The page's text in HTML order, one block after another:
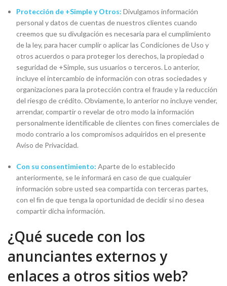
Protección de +Simple y Otros: Divulgamos información
personal y datos de cuentas de nuestros clientes cuando
creemos que su divulgación es necesaria para el cumplimiento
de la ley, para hacer cumplir o aplicar las Condiciones de Uso y
otros acuerdos o para proteger los derechos, la propiedad o
seguridad de +Simple, sus usuarios o terceros. Lo anterior,
incluye el intercambio de información con otras sociedades y
organizaciones para la protección contra el fraude y la reducción
del riesgo de crédito. Obviamente, lo anterior no incluye vender,
arrendar, compartir o revelar de otro modo la información
personalmente identiﬁcable de clientes con ﬁnes comerciales de
modo contrario a los compromisos adquiridos en el presente
Aviso de Privacidad.
Con su consentimiento: Aparte de lo establecido
anteriormente, se le informará en caso de que cualquier
información sobre usted sea compartida con terceras partes,
con el ﬁn de que tenga la oportunidad de decidir si no desea
compartir dicha información.
¿Qué sucede con los
anunciantes externos y
enlaces a otros sitios web?